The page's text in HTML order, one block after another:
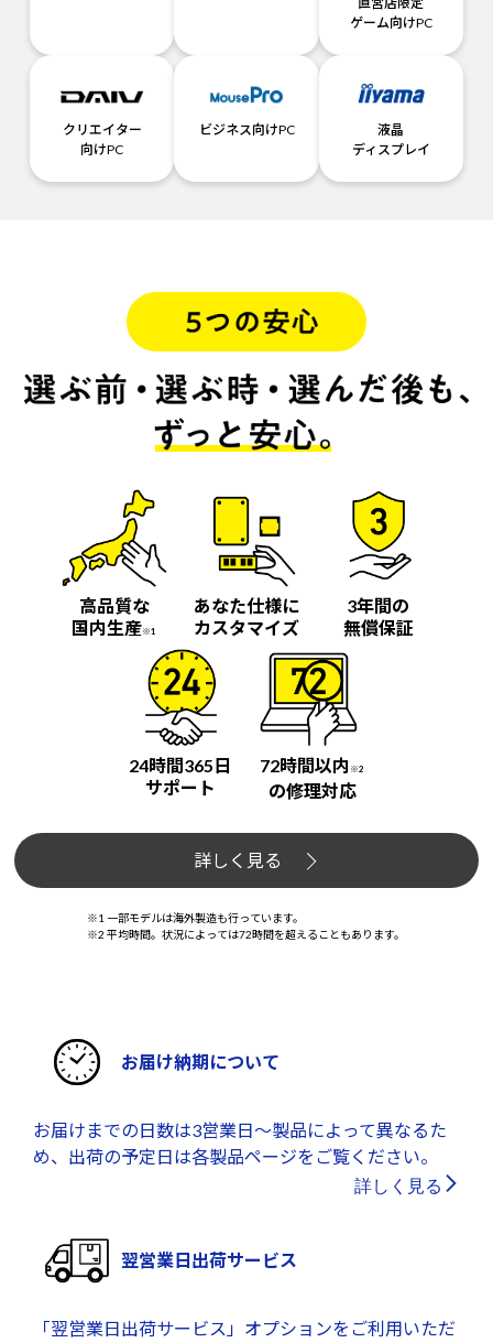
ゲーム向けPC
クリエイター
向けPC
ビジネス向けPC
液晶
ディスプレイ
高品質な
国内生産※1
あなた仕様に
カスタマイズ
3年間の
無償保証
24時間365日
サポート
72時間以内 ※2
の修理対応
詳しく見る
※1 一部モデルは海外製造も行っています。
※2 平均時間。状況によっては72時間を超えることもあります。
お届け納期について
お届けまでの日数は3営業日～製品によって異なるた
め、出荷の予定日は各製品ページをご覧ください。
詳しく見る
翌営業日出荷サービス
「翌営業日出荷サービス」オプションをご利用いただ